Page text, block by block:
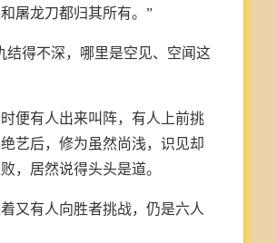
屠龙刀都归其所有。”
结得不深，哪里是空见、空闻这
便有人出来叫阵，有人上前挑
艺后，修为虽然尚浅，识见却
，居然说得头头是道。
又有人向胜者挑战，仍是六人